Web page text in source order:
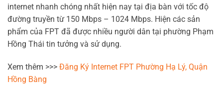
internet nhanh chóng nhất hiện nay tại địa bàn với tốc độ
đường truyền từ 150 Mbps – 1024 Mbps. Hiện các sản
phẩm của FPT đã được nhiều người dân tại phường Phạm
Hồng Thái tin tưởng và sử dụng.
Xem thêm >>> Đăng Ký Internet FPT Phường Hạ Lý, Quận
Hồng Bàng